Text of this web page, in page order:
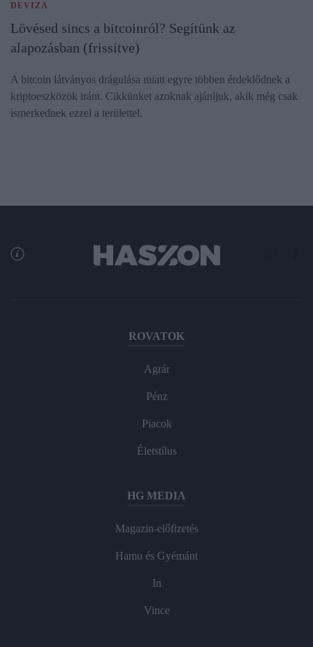
DEVIZA
Lövésed sincs a bitcoinról? Segítünk az
alapozásban (frissítve)
A bitcoin látványos drágulása miatt egyre többen érdeklődnek a
kriptoeszközök iránt. Cikkünket azoknak ajánljuk, akik még csak
ismerkednek ezzel a területtel.
ROVATOK
Agrár
Pénz
Piacok
Életstílus
HG MEDIA
Magazin-előfizetés
Hamu és Gyémánt
In
Vince